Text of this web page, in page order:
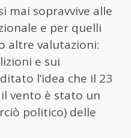
mai sopravvive alle
e per quelli
altre valutazioni:
e sui
l’idea che il 23
vento è stato un
politico) delle